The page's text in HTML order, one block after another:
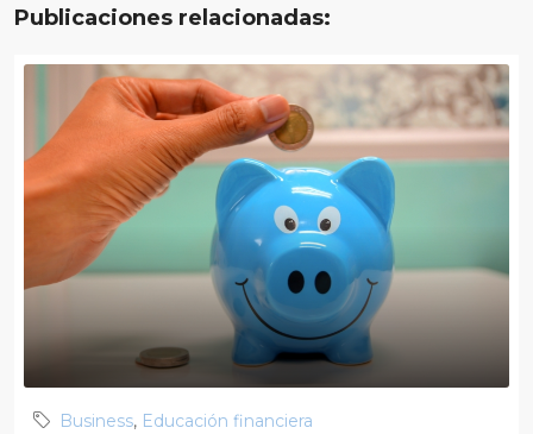
Publicaciones relacionadas:
Business, Educación financiera